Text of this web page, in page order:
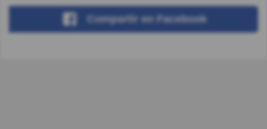
Compartir en Facebook